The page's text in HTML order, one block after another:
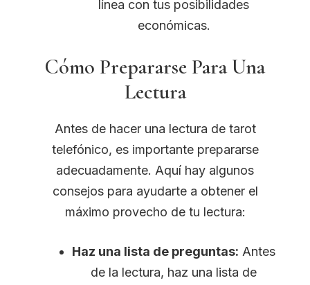
línea con tus posibilidades
económicas.
Cómo Prepararse Para Una
Lectura
Antes de hacer una lectura de tarot
telefónico, es importante prepararse
adecuadamente. Aquí hay algunos
consejos para ayudarte a obtener el
máximo provecho de tu lectura:
Haz una lista de preguntas: Antes
de la lectura, haz una lista de